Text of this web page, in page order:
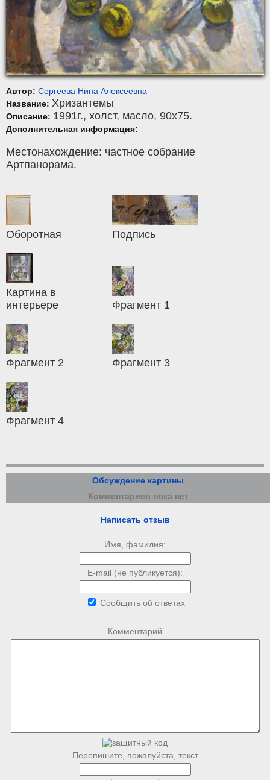
Автор: Сергеева Нина Алексеевна
Название: Хризантемы
Описание: 1991г., холст, масло, 90x75.
Дополнительная информация:
Местонахождение: частное собрание
Артпанорама.
Оборотная Подпись
Картина в
интерьере
Фрагмент 1
Фрагмент 2 Фрагмент 3
Фрагмент 4
Обсуждение картины
Комментариев пока нет
Написать отзыв
Имя, фамилия:
E-mail (не публикуется):
Сообщить об ответах
Комментарий
Перепишите, пожалуйста, текст